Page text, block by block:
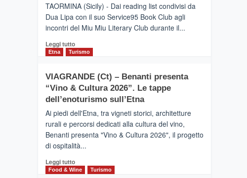
privilegiata
secondo
i
di
Airbnb.
la
Valle
Alcantara
nei
primi
classifica
siciliana
TAORMINA (Sicily) - Dai reading list condivisi da
Dua Lipa con il suo Service95 Book Club agli
incontri del Miu Miu Literary Club durante il...
Leggi tuttoLeggi
di
IL
SAN
DOMENICO
TAORMINA,
UN
HOTEL
FOUR
PRESENTA
IL
Etna Turismo
VIAGRANDE (Ct) – Benanti presenta
“Vino & Cultura 2026”. Le tappe
dell’enoturismo sull’Etna
Ai piedi dell'Etna, tra vigneti storici, architetture
rurali e percorsi dedicati alla cultura del vino,
Benanti presenta "Vino & Cultura 2026", il progetto
di ospitalità...
Leggi tuttoLeggi
di
Food & Wine Turismo